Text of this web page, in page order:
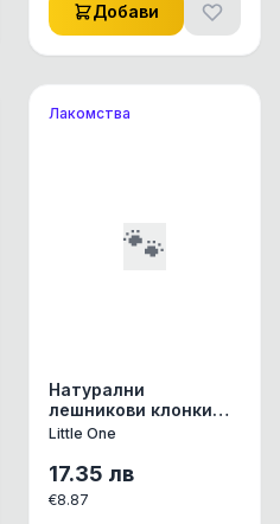
Добави
Лакомства
🐾
Натурални
лешникови клонки
Little One за здрави
Little One
17.35 лв
€8.87